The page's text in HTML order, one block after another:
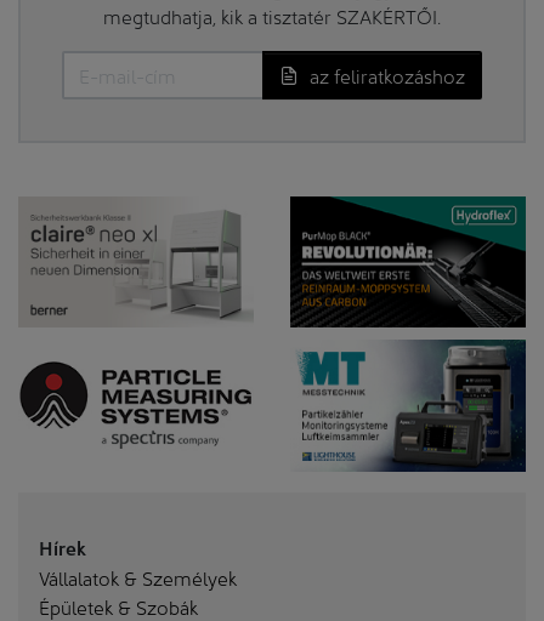
megtudhatja, kik a tisztatér SZAKÉRTŐI.
az feliratkozáshoz
Hírek
Vállalatok & Személyek
Épületek & Szobák